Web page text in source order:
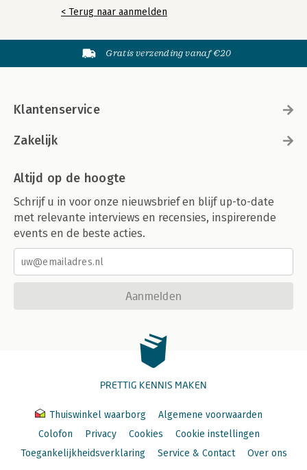
< Terug naar aanmelden
Gratis verzending vanaf €20
Klantenservice
Zakelijk
Altijd op de hoogte
Schrijf u in voor onze nieuwsbrief en blijf up-to-date
met relevante interviews en recensies, inspirerende
events en de beste acties.
Aanmelden
PRETTIG KENNIS MAKEN
Thuiswinkel waarborg
Algemene voorwaarden
Colofon
Privacy Cookies
Cookie instellingen
Toegankelijkheidsverklaring
Service & Contact Over ons